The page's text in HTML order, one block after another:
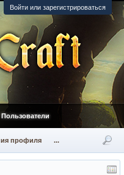
Войти или зарегистрироваться
Пользователи
профиля ...